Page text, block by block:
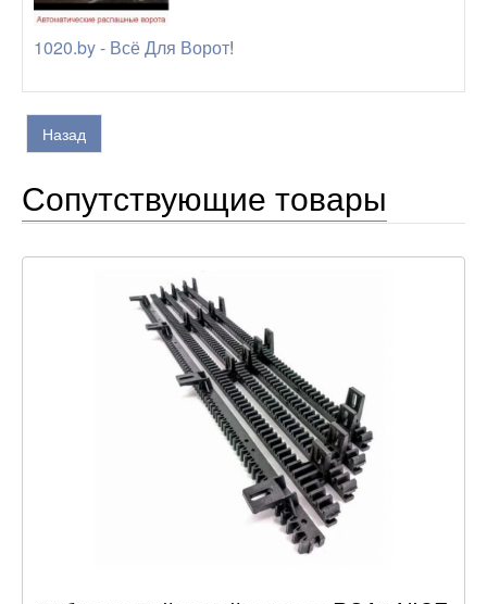
1020.by - Всё Для Ворот!
Сопутствующие товары